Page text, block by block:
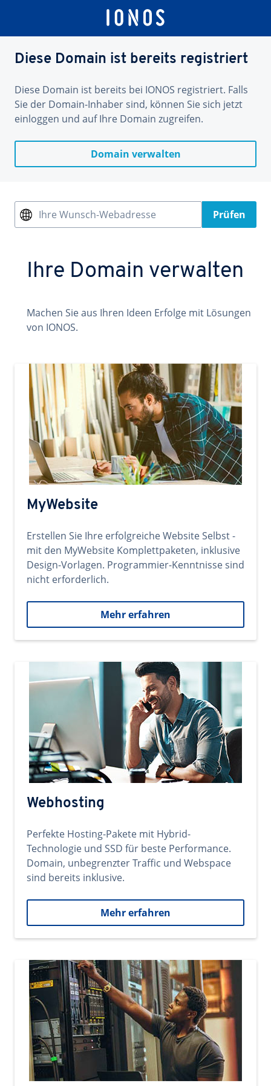
Diese Domain ist bereits registriert
Diese Domain ist bereits bei IONOS registriert. Falls
Sie der Domain-Inhaber sind, können Sie sich jetzt
einloggen und auf Ihre Domain zugreifen.
Domain verwalten
Ihre Wunsch-Webadresse Prüfen
Ihre Domain verwalten
Machen Sie aus Ihren Ideen Erfolge mit Lösungen
von IONOS.
MyWebsite
Erstellen Sie Ihre erfolgreiche Website Selbst -
mit den MyWebsite Komplettpaketen, inklusive
Design-Vorlagen. Programmier-Kenntnisse sind
nicht erforderlich.
Mehr erfahren
Webhosting
Perfekte Hosting-Pakete mit Hybrid-
Technologie und SSD für beste Performance.
Domain, unbegrenzter Traffic und Webspace
sind bereits inklusive.
Mehr erfahren